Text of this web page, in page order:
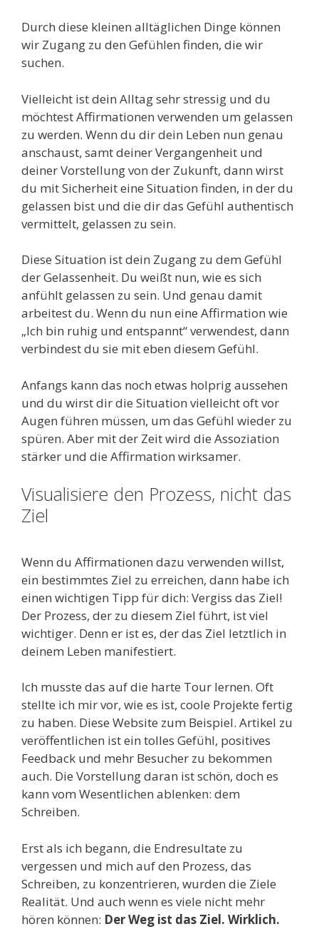
Durch diese kleinen alltäglichen Dinge können
wir Zugang zu den Gefühlen finden, die wir
suchen.
Vielleicht ist dein Alltag sehr stressig und du
möchtest Affirmationen verwenden um gelassen
zu werden. Wenn du dir dein Leben nun genau
anschaust, samt deiner Vergangenheit und
deiner Vorstellung von der Zukunft, dann wirst
du mit Sicherheit eine Situation finden, in der du
gelassen bist und die dir das Gefühl authentisch
vermittelt, gelassen zu sein.
Diese Situation ist dein Zugang zu dem Gefühl
der Gelassenheit. Du weißt nun, wie es sich
anfühlt gelassen zu sein. Und genau damit
arbeitest du. Wenn du nun eine Affirmation wie
„Ich bin ruhig und entspannt“ verwendest, dann
verbindest du sie mit eben diesem Gefühl.
Anfangs kann das noch etwas holprig aussehen
und du wirst dir die Situation vielleicht oft vor
Augen führen müssen, um das Gefühl wieder zu
spüren. Aber mit der Zeit wird die Assoziation
stärker und die Affirmation wirksamer.
Visualisiere den Prozess, nicht das
Ziel
Wenn du Affirmationen dazu verwenden willst,
ein bestimmtes Ziel zu erreichen, dann habe ich
einen wichtigen Tipp für dich: Vergiss das Ziel!
Der Prozess, der zu diesem Ziel führt, ist viel
wichtiger. Denn er ist es, der das Ziel letztlich in
deinem Leben manifestiert.
Ich musste das auf die harte Tour lernen. Oft
stellte ich mir vor, wie es ist, coole Projekte fertig
zu haben. Diese Website zum Beispiel. Artikel zu
veröffentlichen ist ein tolles Gefühl, positives
Feedback und mehr Besucher zu bekommen
auch. Die Vorstellung daran ist schön, doch es
kann vom Wesentlichen ablenken: dem
Schreiben.
Erst als ich begann, die Endresultate zu
vergessen und mich auf den Prozess, das
Schreiben, zu konzentrieren, wurden die Ziele
Realität. Und auch wenn es viele nicht mehr
hören können: Der Weg ist das Ziel. Wirklich.